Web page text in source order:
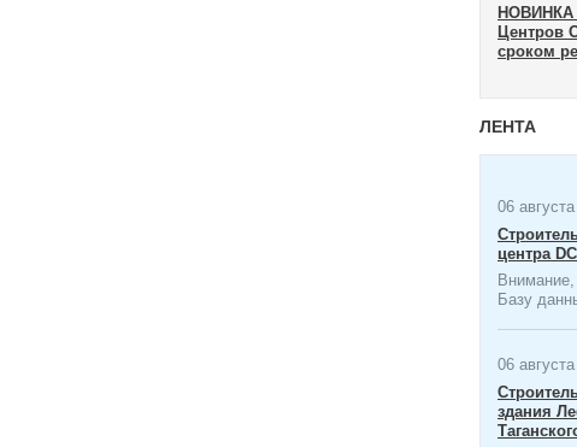
НОВИНКА
Центров
сроком
ЛЕНТА
06
центра​
Базу
06
здания